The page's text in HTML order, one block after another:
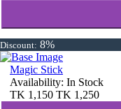
Discount: 8%
Magic Stick
Availability: In Stock
TK 1,150 TK 1,250